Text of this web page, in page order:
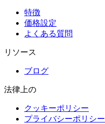
特徴
価格設定
よくある質問
リソース
ブログ
法律上の
クッキーポリシー
プライバシーポリシー